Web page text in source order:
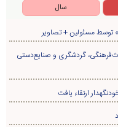
سال
مسئولین + تصاویر
گردشگری و صنایع‌دستی